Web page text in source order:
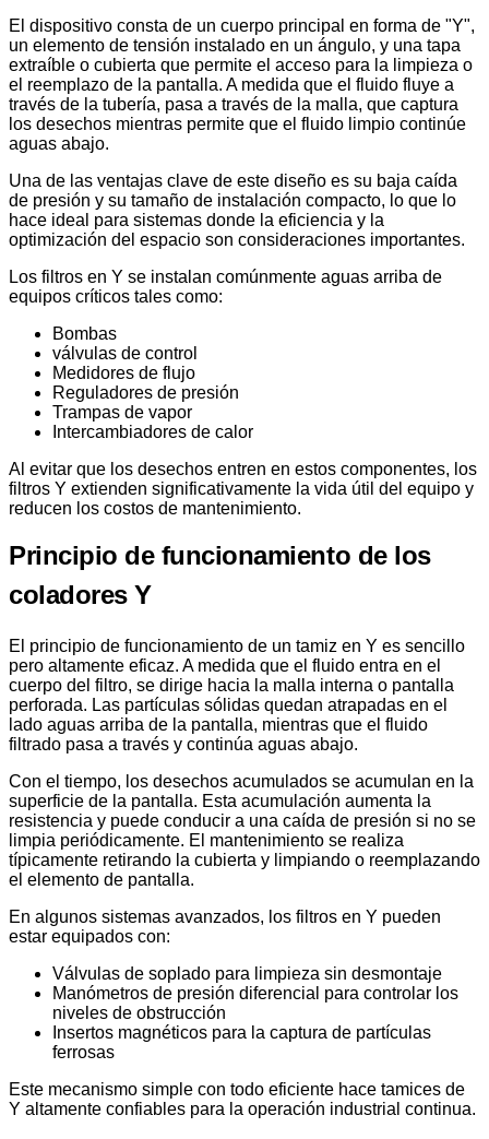
El dispositivo consta de un cuerpo principal en forma de "Y",
un elemento de tensión instalado en un ángulo, y una tapa
extraíble o cubierta que permite el acceso para la limpieza o
el reemplazo de la pantalla. A medida que el fluido fluye a
través de la tubería, pasa a través de la malla, que captura
los desechos mientras permite que el fluido limpio continúe
aguas abajo.
Una de las ventajas clave de este diseño es su baja caída
de presión y su tamaño de instalación compacto, lo que lo
hace ideal para sistemas donde la eficiencia y la
optimización del espacio son consideraciones importantes.
Los filtros en Y se instalan comúnmente aguas arriba de
equipos críticos tales como:
Bombas
válvulas de control
Medidores de flujo
Reguladores de presión
Trampas de vapor
Intercambiadores de calor
Al evitar que los desechos entren en estos componentes, los
filtros Y extienden significativamente la vida útil del equipo y
reducen los costos de mantenimiento.
Principio de funcionamiento de los
coladores Y
El principio de funcionamiento de un tamiz en Y es sencillo
pero altamente eficaz. A medida que el fluido entra en el
cuerpo del filtro, se dirige hacia la malla interna o pantalla
perforada. Las partículas sólidas quedan atrapadas en el
lado aguas arriba de la pantalla, mientras que el fluido
filtrado pasa a través y continúa aguas abajo.
Con el tiempo, los desechos acumulados se acumulan en la
superficie de la pantalla. Esta acumulación aumenta la
resistencia y puede conducir a una caída de presión si no se
limpia periódicamente. El mantenimiento se realiza
típicamente retirando la cubierta y limpiando o reemplazando
el elemento de pantalla.
En algunos sistemas avanzados, los filtros en Y pueden
estar equipados con:
Válvulas de soplado para limpieza sin desmontaje
Manómetros de presión diferencial para controlar los
niveles de obstrucción
Insertos magnéticos para la captura de partículas
ferrosas
Este mecanismo simple con todo eficiente hace tamices de
Y altamente confiables para la operación industrial continua.